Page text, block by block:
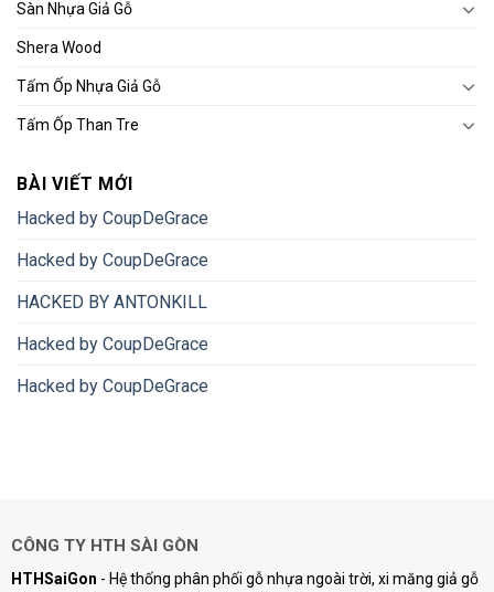
Sàn Nhựa Giả Gỗ
Shera Wood
Tấm Ốp Nhựa Giả Gỗ
Tấm Ốp Than Tre
BÀI VIẾT MỚI
Hacked by CoupDeGrace
Hacked by CoupDeGrace
HACKED BY ANTONKILL
Hacked by CoupDeGrace
Hacked by CoupDeGrace
CÔNG TY HTH SÀI GÒN
HTHSaiGon - Hệ thống phân phối gỗ nhựa ngoài trời, xi măng giả gỗ